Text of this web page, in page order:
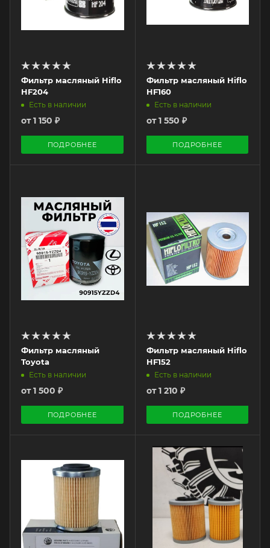
Фильтр масляный Hiflo
HF204
Есть в наличии
от1 150 ₽
ПОДРОБНЕЕ
Фильтр масляный Hiflo
HF160
Есть в наличии
от1 550 ₽
ПОДРОБНЕЕ
Фильтр масляный
Toyota
Есть в наличии
от1 500 ₽
ПОДРОБНЕЕ
Фильтр масляный Hiflo
HF152
Есть в наличии
от1 210 ₽
ПОДРОБНЕЕ